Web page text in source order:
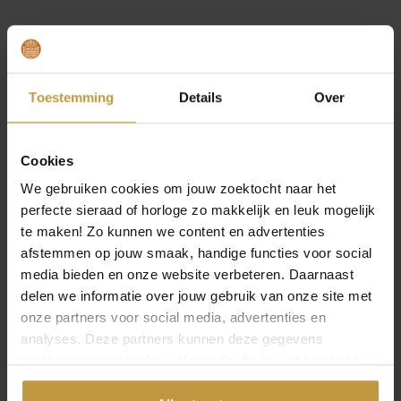
Toestemming Details Over
Cookies
We gebruiken cookies om jouw zoektocht naar het
perfecte sieraad of horloge zo makkelijk en leuk mogelijk
te maken! Zo kunnen we content en advertenties
afstemmen op jouw smaak, handige functies voor social
media bieden en onze website verbeteren. Daarnaast
delen we informatie over jouw gebruik van onze site met
onze partners voor social media, advertenties en
analyses. Deze partners kunnen deze gegevens
gedeeld of die ze hebben verzameld via jouw gebruik van
JACKIE GOLD
REMBRANDT
Levertijd: 2-3 werkdagen
JACKIE GOLD LET’S
CELEBRATE BRACELET